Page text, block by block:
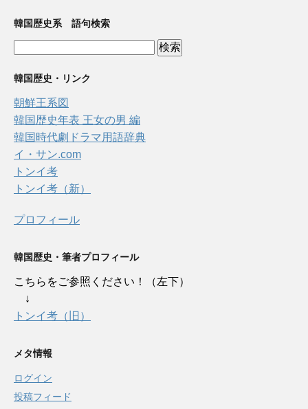
韓国歴史系 語句検索
韓国歴史・リンク
朝鮮王系図
韓国歴史年表 王女の男 編
韓国時代劇ドラマ用語辞典
イ・サン.com
トンイ考
トンイ考（新）
プロフィール
韓国歴史・筆者プロフィール
こちらをご参照ください！（左下）
↓
トンイ考（旧）
メタ情報
ログイン
投稿フィード